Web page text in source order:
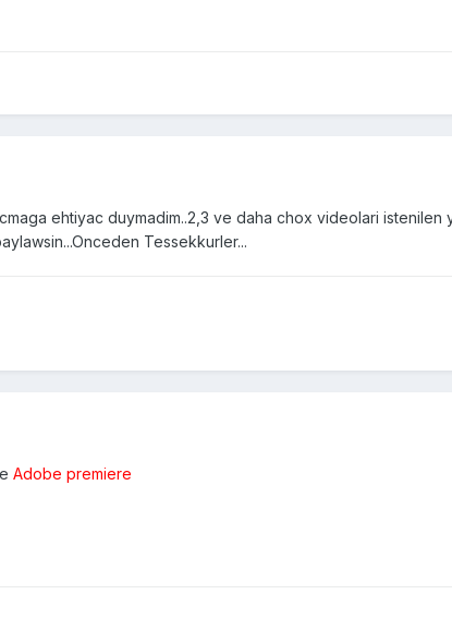
ehtiyac duymadim..2,3 ve daha chox videolari
Tessekkurler...
Adobe premiere